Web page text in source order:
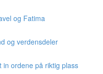
og Fatima
og verdensdeler
in ordene på riktig plass